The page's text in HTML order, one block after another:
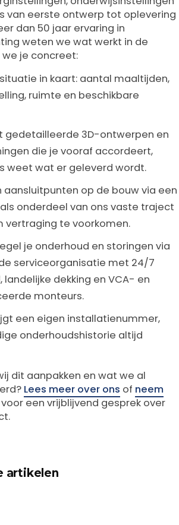
van eerste ontwerp tot oplevering
dan 50 jaar ervaring in
weten we wat werkt in de
we je concreet:
in kaart: aantal maaltijden,
ruimte en beschikbare
gedetailleerde 3D-ontwerpen en
die je vooraf accordeert,
weet wat er geleverd wordt.
aansluitpunten op de bouw via een
onderdeel van ons vaste traject
vertraging te voorkomen.
je onderhoud en storingen via
serviceorganisatie met 24/7
landelijke dekking en VCA- en
monteurs.
een eigen installatienummer,
onderhoudshistorie altijd
dit aanpakken en wat we al
Lees meer over ons of neem
voor een vrijblijvend gesprek over
artikelen